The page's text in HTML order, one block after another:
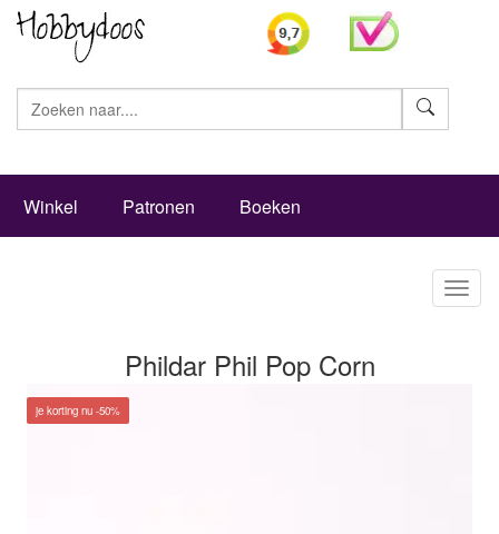
Winkel Patronen Boeken
Phildar Phil Pop Corn
je korting nu -50%